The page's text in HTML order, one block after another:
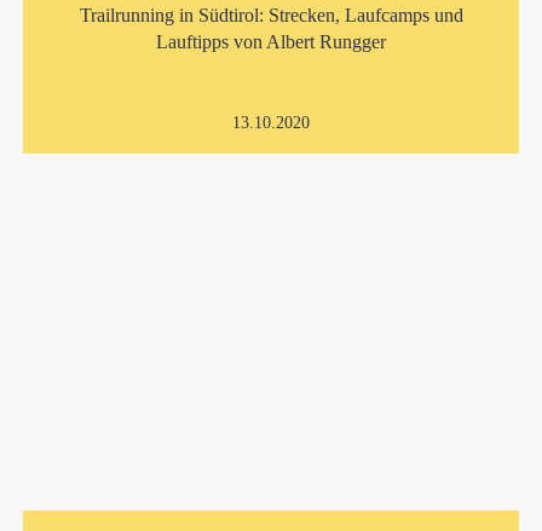
Trailrunning in Südtirol: Strecken, Laufcamps und
Lauftipps von Albert Rungger
13.10.2020